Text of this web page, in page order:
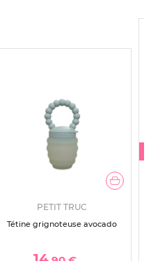
PETIT TRUC
Tétine grignoteuse avocado